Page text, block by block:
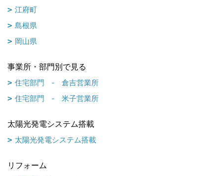
江府町
島根県
岡山県
事業所・部門別で見る
住宅部門 - 倉吉営業所
住宅部門 - 米子営業所
太陽光発電システム搭載
太陽光発電システム搭載
リフォーム